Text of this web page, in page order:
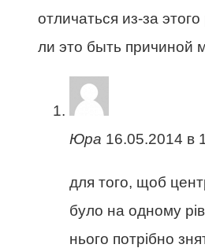
отличаться из-за
ли это быть причиной
Юра 16.05.2014 в
для того, щоб
було на одному
нього потрібно